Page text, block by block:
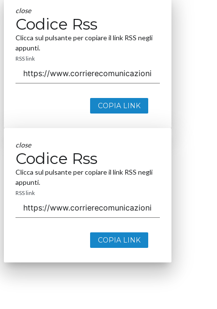
close
Codice Rss
Clicca sul pulsante per copiare il link RSS negli
appunti.
RSS link
COPIA LINK
close
Codice Rss
Clicca sul pulsante per copiare il link RSS negli
appunti.
RSS link
COPIA LINK